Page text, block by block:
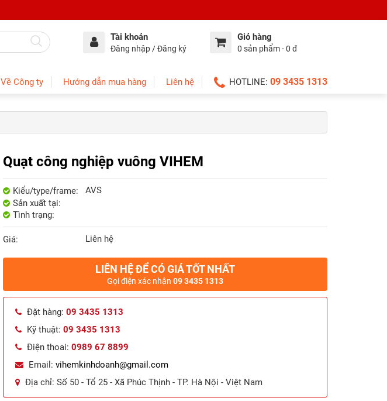
Tài khoản
Đăng nhập / Đăng ký
Giỏ hàng
0 sản phẩm - 0 đ
Về Công ty Hướng dẫn mua hàng Liên hệ HOTLINE: 09 3435 1313
Quạt công nghiệp vuông VIHEM
Kiểu/type/frame:
AVS
Sản xuất tại:
Tình trạng:
Giá: Liên hệ
LIÊN HỆ ĐỂ CÓ GIÁ TỐT NHẤT
Gọi điện xác nhận 09 3435 1313
Đặt hàng: 09 3435 1313
Kỹ thuật: 09 3435 1313
Điện thoai: 0989 67 8899
Email: vihemkinhdoanh@gmail.com
Địa chỉ: Số 50 - Tổ 25 - Xã Phúc Thịnh - TP. Hà Nội - Việt Nam